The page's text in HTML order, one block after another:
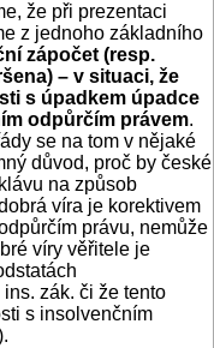
že při prezentaci
z jednoho základního
zápočet (resp.
– v situaci, že
s úpadkem úpadce
odpůrčím právem.
se na tom v nějaké
důvod, proč by české
na způsob
víra je korektivem
právu, nemůže
víry věřitele je
zák. či že tento
s insolven­čním